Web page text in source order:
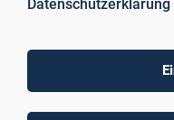
Datenschutzerklärung